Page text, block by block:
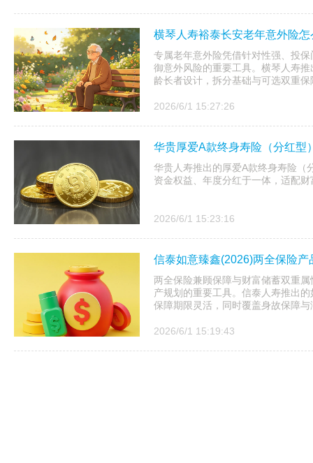
横琴人寿裕泰长安老年意外险
专属老年意外险凭借针对性强、投
御意外风险的重要工具。横琴人寿
龄长者设计，拆分基础与可选双重
2026/6/1 15:27:26
华贵厚爱A款终身寿险（分红型
华贵人寿推出的厚爱A款终身寿险（
资金权益、年度分红于一体，适配
2026/6/1 15:23:16
信泰如意臻鑫(2026)两全保险
两全保险兼顾保障与财富储蓄双重
产规划的重要工具。信泰人寿推出
保障期限灵活，同时覆盖身故保障
2026/6/1 15:19:43